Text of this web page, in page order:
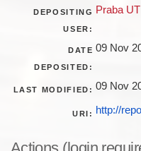
DEPOSITING
USER:
Praba UT
DATE
DEPOSITED:
09 Nov
LAST MODIFIED: 09 Nov
URI: http://